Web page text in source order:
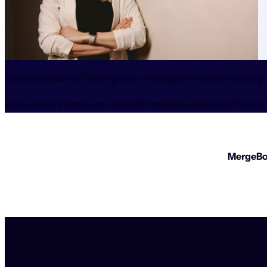
eine belastbare Planung und strategische Stoßrichtung
klare Annahmen zum Geschäftsmodell und